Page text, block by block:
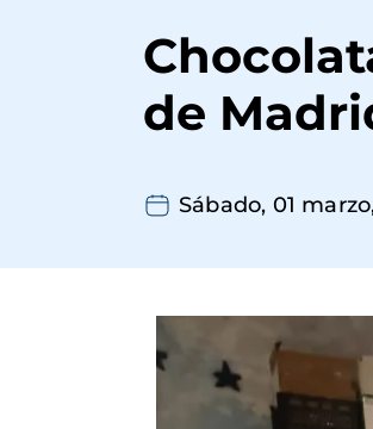
navegación
de
Sábado, 01